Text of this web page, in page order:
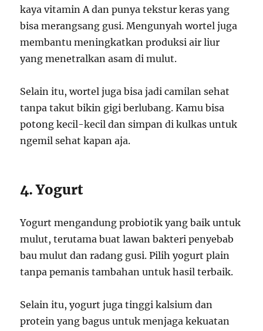
kaya vitamin A dan punya tekstur keras yang
bisa merangsang gusi. Mengunyah wortel juga
membantu meningkatkan produksi air liur
yang menetralkan asam di mulut.
Selain itu, wortel juga bisa jadi camilan sehat
tanpa takut bikin gigi berlubang. Kamu bisa
potong kecil-kecil dan simpan di kulkas untuk
ngemil sehat kapan aja.
4. Yogurt
Yogurt mengandung probiotik yang baik untuk
mulut, terutama buat lawan bakteri penyebab
bau mulut dan radang gusi. Pilih yogurt plain
tanpa pemanis tambahan untuk hasil terbaik.
Selain itu, yogurt juga tinggi kalsium dan
protein yang bagus untuk menjaga kekuatan